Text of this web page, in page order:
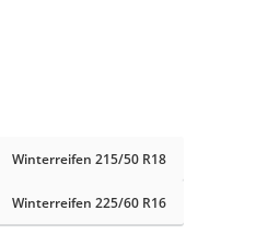
Winterreifen 215/50 R18
Winterreifen 225/60 R16